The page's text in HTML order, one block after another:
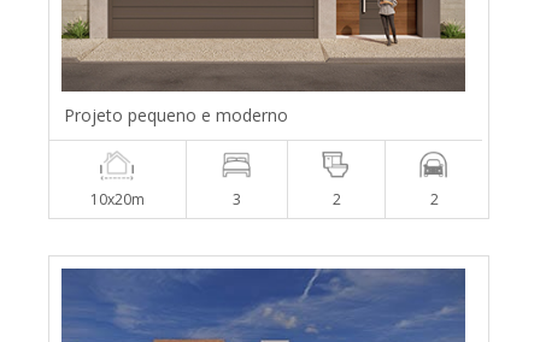
Projeto pequeno e moderno
10x20m 3 2 2